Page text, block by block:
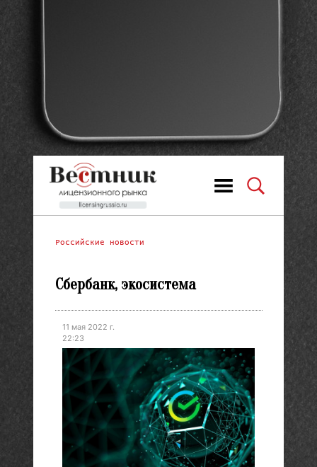
Российские новости
Сбербанк, экосистема
11 мая 2022 г.
22:23